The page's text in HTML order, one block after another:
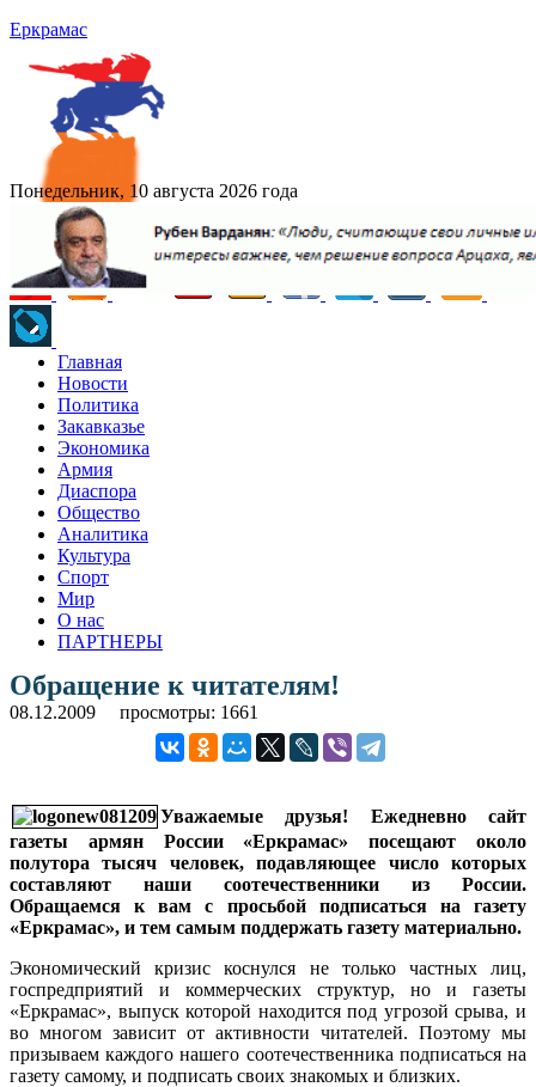
Еркрамас
Понедельник, 10 августа 2026 года
Главная
Новости
Политика
Закавказье
Экономика
Армия
Диаспора
Общество
Аналитика
Культура
Спорт
Мир
О нас
ПАРТНЕРЫ
Обращение к читателям!
08.12.2009 просмотры: 1661
Уважаемые друзья! Ежедневно сайт
газеты армян России «Еркрамас» посещают около
полутора тысяч человек, подавляющее число которых
составляют наши соотечественники из России.
Обращаемся к вам с просьбой подписаться на газету
«Еркрамас», и тем самым поддержать газету материально.
Экономический кризис коснулся не только частных лиц,
госпредприятий и коммерческих структур, но и газеты
«Еркрамас», выпуск которой находится под угрозой срыва, и
во многом зависит от активности читателей. Поэтому мы
призываем каждого нашего соотечественника подписаться на
газету самому, и подписать своих знакомых и близких.